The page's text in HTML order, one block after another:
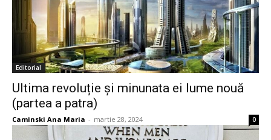
Editorial
Ultima revoluție și minunata ei lume nouă
(partea a patra)
Caminski Ana Maria - martie 28, 2024 0